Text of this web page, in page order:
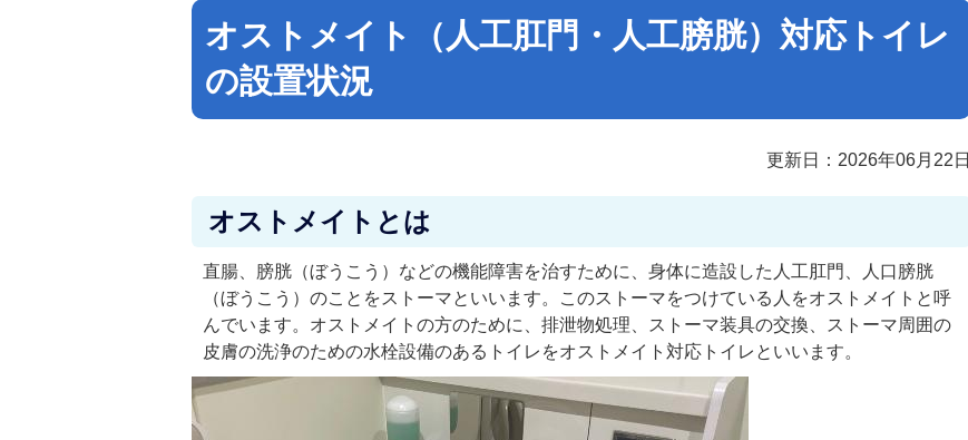
オストメイト（人工肛門・人工膀胱）対応トイレ
の設置状況
更新日：2026年06月22日
オストメイトとは
直腸、膀胱（ぼうこう）などの機能障害を治すために、身体に造設した人工肛門、人口膀胱
（ぼうこう）のことをストーマといいます。このストーマをつけている人をオストメイトと呼
んでいます。オストメイトの方のために、排泄物処理、ストーマ装具の交換、ストーマ周囲の
皮膚の洗浄のための水栓設備のあるトイレをオストメイト対応トイレといいます。